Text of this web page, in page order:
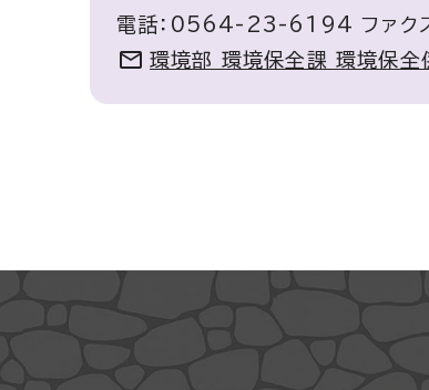
電話：0564-23-6194 ファ
環境部 環境保全課 環境保全